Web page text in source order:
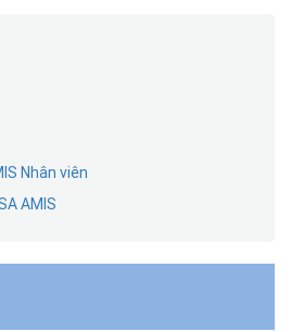
Nhân viên
AMIS